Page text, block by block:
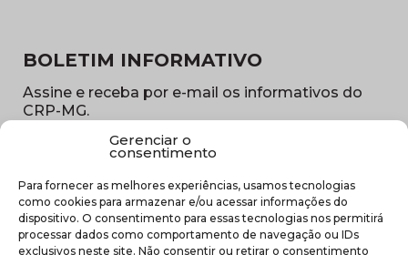
Gerenciar o
consentimento
Para fornecer as melhores experiências, usamos tecnologias
como cookies para armazenar e/ou acessar informações do
dispositivo. O consentimento para essas tecnologias nos permitirá
processar dados como comportamento de navegação ou IDs
exclusivos neste site. Não consentir ou retirar o consentimento
BOLETIM INFORMATIVO
Assine e receba por e-mail os informativos do
CRP-MG.
E-
mail
(obrigatório)
Sub